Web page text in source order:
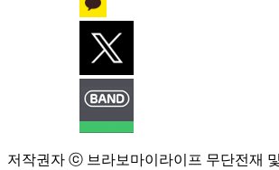
저작권자 ⓒ 브라보마이라이프 무단전재